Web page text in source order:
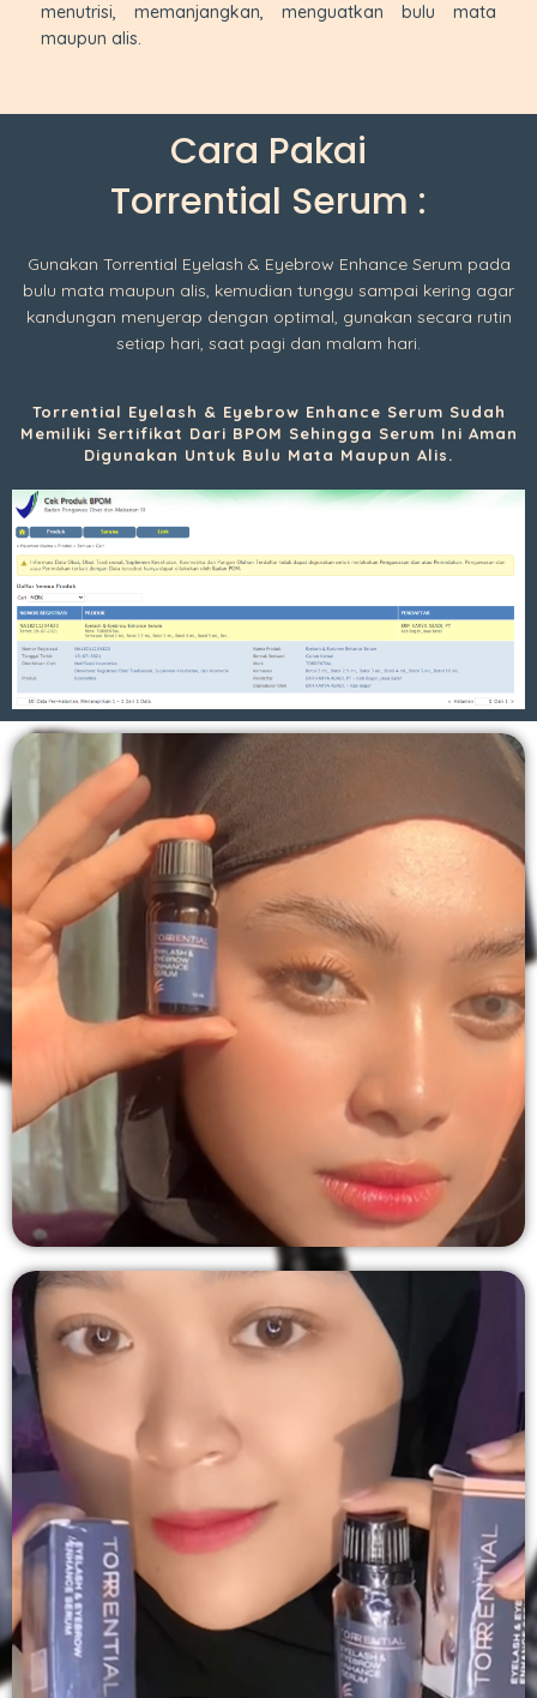
menutrisi, memanjangkan, menguatkan bulu mata
maupun alis.
Cara Pakai
Torrential Serum :
Gunakan Torrential Eyelash & Eyebrow Enhance Serum pada
bulu mata maupun alis, kemudian tunggu sampai kering agar
kandungan menyerap dengan optimal, gunakan secara rutin
setiap hari, saat pagi dan malam hari.
Torrential Eyelash & Eyebrow Enhance Serum Sudah
Memiliki Sertifikat Dari BPOM Sehingga Serum Ini Aman
Digunakan Untuk Bulu Mata Maupun Alis.